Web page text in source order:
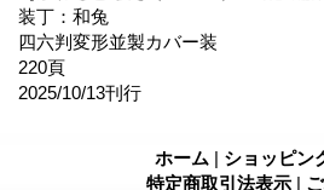
装丁：和兔
四六判変形並製カバー装
220頁
2025/10/13刊行
ホーム | ショッピン
特定商取引法表示 |